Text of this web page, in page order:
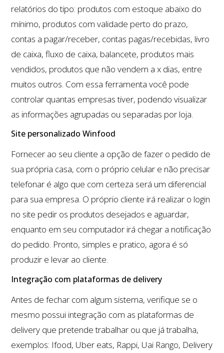
relatórios do tipo: produtos com estoque abaixo do
mínimo, produtos com validade perto do prazo,
contas a pagar/receber, contas pagas/recebidas, livro
de caixa, fluxo de caixa, balancete, produtos mais
vendidos, produtos que não vendem a x dias, entre
muitos outros. Com essa ferramenta você pode
controlar quantas empresas tiver, podendo visualizar
as informações agrupadas ou separadas por loja.
Site personalizado Winfood
Fornecer ao seu cliente a opção de fazer o pedido de
sua própria casa, com o próprio celular e não precisar
telefonar é algo que com certeza será um diferencial
para sua empresa. O próprio cliente irá realizar o login
no site pedir os produtos desejados e aguardar,
enquanto em seu computador irá chegar a notificação
do pedido. Pronto, simples e pratico, agora é só
produzir e levar ao cliente.
Integração com plataformas de delivery
Antes de fechar com algum sistema, verifique se o
mesmo possui integração com as plataformas de
delivery que pretende trabalhar ou que já trabalha,
exemplos: Ifood, Uber eats, Rappi, Uai Rango, Delivery